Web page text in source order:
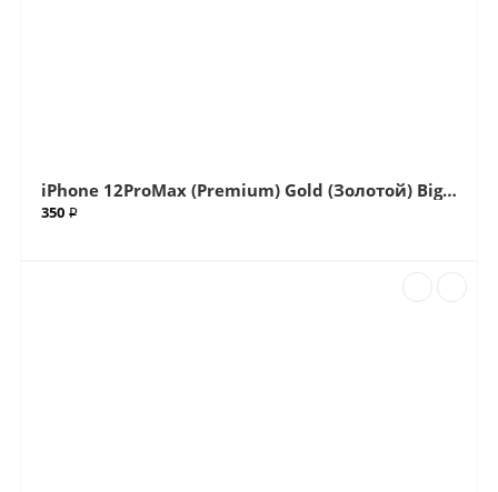
iPhone 12ProMax (Premium) Gold (Золотой) Big (Большой вырез) Крышка (Артикул.ГС-500-1)
350 ₽